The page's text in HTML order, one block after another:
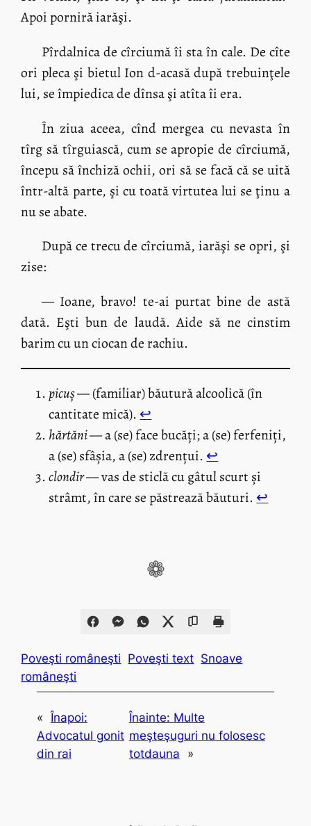
Apoi porniră iarăşi.
Pîrdalnica de cîrciumă îi sta în cale. De cîte
ori pleca şi bietul Ion d-acasă după trebuinţele
lui, se împiedica de dînsa şi atîta îi era.
În ziua aceea, cînd mergea cu nevasta în
tîrg să tîrguiască, cum se apropie de cîrciumă,
începu să închiză ochii, ori să se facă că se uită
într-altă parte, şi cu toată virtutea lui se ţinu a
nu se abate.
După ce trecu de cîrciumă, iarăşi se opri, şi
zise:
— Ioane, bravo! te-ai purtat bine de astă
dată. Eşti bun de laudă. Aide să ne cinstim
barim cu un ciocan de rachiu.
picuș— (familiar) băutură alcoolică (în
cantitate mică). ↩︎
hărtăni— a (se) face bucăți; a (se) ferfeniți,
a (se) sfâșia, a (se) zdrențui. ↩︎
clondir— vas de sticlă cu gâtul scurt și
strâmt, în care se păstrează băuturi. ↩︎
❁
Poveşti româneşti Poveşti text Snoave
româneşti
« Înapoi:
Advocatul gonit
din rai
Înainte: Multe
meşteşuguri nu folosesc
totdauna
»